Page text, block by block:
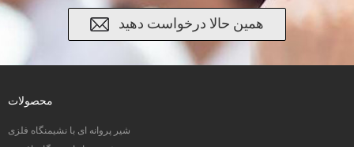
همین حالا درخواست دهید
محصولات
شیر پروانه ای با نشیمنگاه فلزی